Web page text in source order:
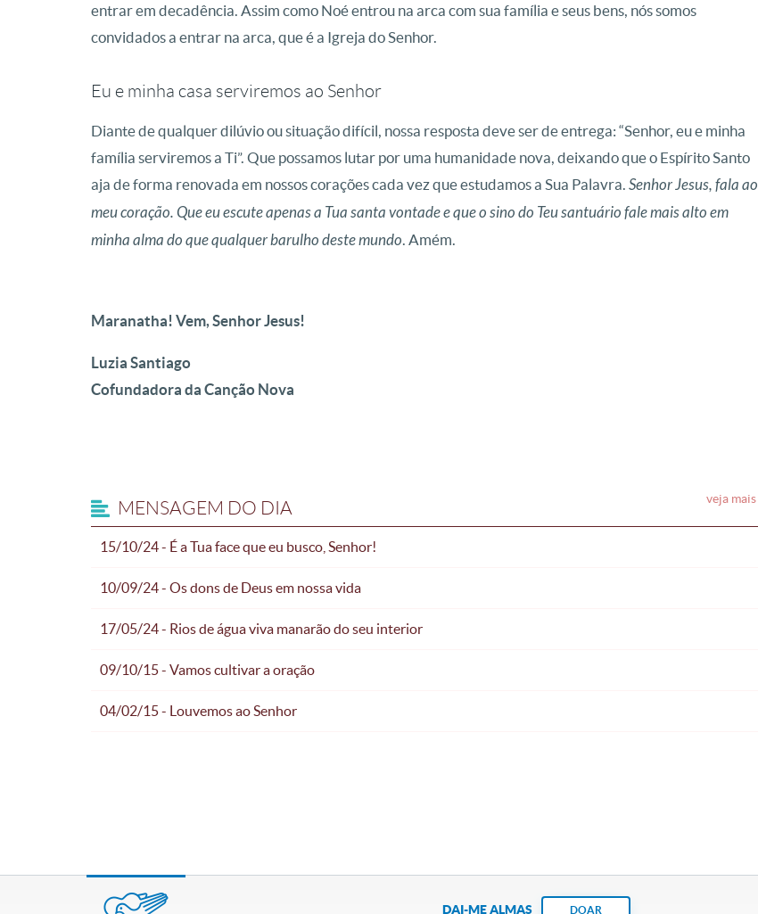
entrar em decadência. Assim como Noé entrou na arca com sua família e seus bens, nós somos
convidados a entrar na arca, que é a Igreja do Senhor.
Eu e minha casa serviremos ao Senhor
Diante de qualquer dilúvio ou situação difícil, nossa resposta deve ser de entrega: “Senhor, eu e minha
família serviremos a Ti”. Que possamos lutar por uma humanidade nova, deixando que o Espírito Santo
aja de forma renovada em nossos corações cada vez que estudamos a Sua Palavra. Senhor Jesus, fala ao
meu coração. Que eu escute apenas a Tua santa vontade e que o sino do Teu santuário fale mais alto em
minha alma do que qualquer barulho deste mundo. Amém.
Maranatha! Vem, Senhor Jesus!
Luzia Santiago
Cofundadora da Canção Nova
MENSAGEM DO DIA
15/10/24 - É a Tua face que eu busco, Senhor!
10/09/24 - Os dons de Deus em nossa vida
17/05/24 - Rios de água viva manarão do seu interior
09/10/15 - Vamos cultivar a oração
04/02/15 - Louvemos ao Senhor
veja mais
DAI-ME ALMAS DOAR